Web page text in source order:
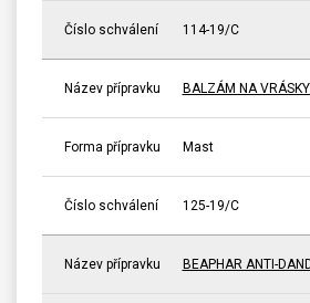
Číslo schválení 114-19/C
Název přípravku BALZÁM NA
Forma přípravku Mast
Číslo schválení 125-19/C
Název přípravku BEAPHAR ANTI-